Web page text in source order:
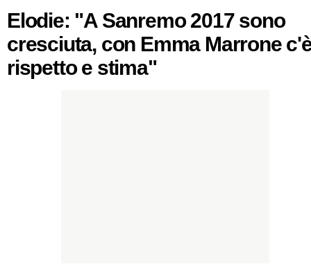
Elodie: "A Sanremo 2017 sono
cresciuta, con Emma Marrone
rispetto e stima"